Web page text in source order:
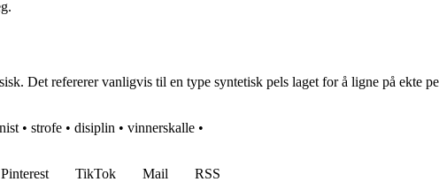
Det refererer vanligvis til en type syntetisk pels laget for å ligne på ekte
• strofe • disiplin • vinnerskalle •
Pinterest TikTok Mail
RSS